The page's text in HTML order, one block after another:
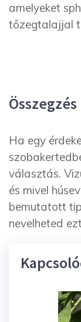
amelyeket
tőzegtalajjal
Összegzés
Ha egy
választás.
és mivel
bemutatott
nevelheted